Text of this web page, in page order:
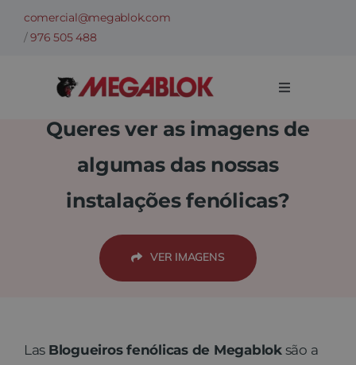
Skipcomercial@megablok.com
/976 505 488
Toggle
Empresa
Casos de sucesso
Queres ver as imagens de
algumas das nossas
instalações fenólicas?
VER IMAGENS
Las Blogueiros fenólicas de Megabloksão a